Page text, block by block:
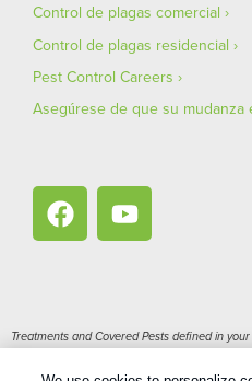
Control de plagas comercial
Control de plagas residencial
Pest Control Careers
Asegúrese de que su mudanza
Treatments and Covered Pests defined in